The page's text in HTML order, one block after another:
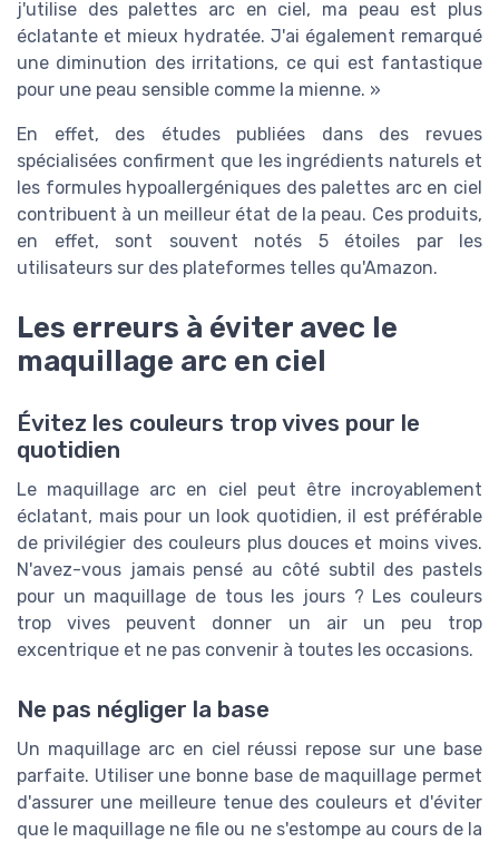
j'utilise des palettes arc en ciel, ma peau est plus
éclatante et mieux hydratée. J'ai également remarqué
une diminution des irritations, ce qui est fantastique
pour une peau sensible comme la mienne. »
En effet, des études publiées dans des revues
spécialisées confirment que les ingrédients naturels et
les formules hypoallergéniques des palettes arc en ciel
contribuent à un meilleur état de la peau. Ces produits,
en effet, sont souvent notés 5 étoiles par les
utilisateurs sur des plateformes telles qu'Amazon.
Les erreurs à éviter avec le
maquillage arc en ciel
Évitez les couleurs trop vives pour le
quotidien
Le maquillage arc en ciel peut être incroyablement
éclatant, mais pour un look quotidien, il est préférable
de privilégier des couleurs plus douces et moins vives.
N'avez-vous jamais pensé au côté subtil des pastels
pour un maquillage de tous les jours ? Les couleurs
trop vives peuvent donner un air un peu trop
excentrique et ne pas convenir à toutes les occasions.
Ne pas négliger la base
Un maquillage arc en ciel réussi repose sur une base
parfaite. Utiliser une bonne base de maquillage permet
d'assurer une meilleure tenue des couleurs et d'éviter
que le maquillage ne file ou ne s'estompe au cours de la